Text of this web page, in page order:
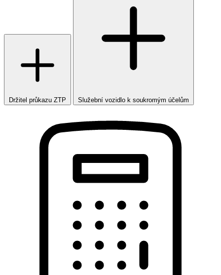
Držitel průkazu ZTP Služební vozidlo k soukromým účelům